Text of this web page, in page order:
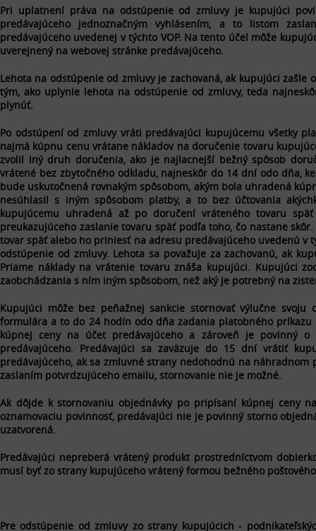
Pri uplatnení práva na odstúpenie od zmluvy je kupujúci
predávajúceho jednoznačným vyhlásením, a to listom
predávajúceho uvedenej v týchto VOP. Na tento účel môže
uverejnený na webovej stránke predávajúceho.
Lehota na odstúpenie od zmluvy je zachovaná, ak kupujúci
tým, ako uplynie lehota na odstúpenie od zmluvy, teda
plynúť.
Po odstúpení od zmluvy vráti predávajúci kupujúcemu všetky
najmä kúpnu cenu vrátane nákladov na doručenie tovaru
zvolil iný druh doručenia, ako je najlacnejší bežný spôsob
vrátené bez zbytočného odkladu, najneskôr do 14 dní odo dňa,
bude uskutočnená rovnakým spôsobom, akým bola uhradená
nesúhlasil s iným spôsobom platby, a to bez účtovania
kupujúcemu uhradená až po doručení vráteného tovaru
preukazujúceho zaslanie tovaru späť podľa toho, čo nastane
tovar späť alebo ho priniesť na adresu predávajúceho uvedenú v
odstúpenie od zmluvy. Lehota sa považuje za zachovanú, ak
Priame náklady na vrátenie tovaru znáša kupujúci. Kupujúci
zaobchádzania s ním iným spôsobom, než aký je potrebný na
Kupujúci môže bez peňažnej sankcie stornovať výlučne svoju
formulára a to do 24 hodín odo dňa zadania platobného
kúpnej ceny na účet predávajúceho a zároveň je povinný o
predávajúceho. Predávajúci sa zaväzuje do 15 dní vrátiť
predávajúceho, ak sa zmluvné strany nedohodnú na
zaslaním potvrdzujúceho emailu, stornovanie nie je možné.
Ak dôjde k stornovaniu objednávky po pripísaní kúpnej ceny
oznamovaciu povinnosť, predávajúci nie je povinný storno
uzatvorená.
Predávajúci nepreberá vrátený produkt prostredníctvom
musí byť zo strany kupujúceho vrátený formou bežného
Pre odstúpenie od zmluvy zo strany kupujúcich -